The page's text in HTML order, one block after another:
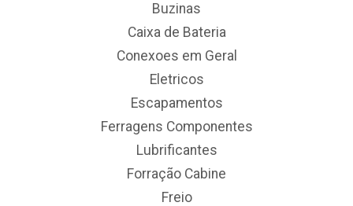
Buzinas
Caixa de Bateria
Conexoes em Geral
Eletricos
Escapamentos
Ferragens Componentes
Lubrificantes
Forração Cabine
Freio